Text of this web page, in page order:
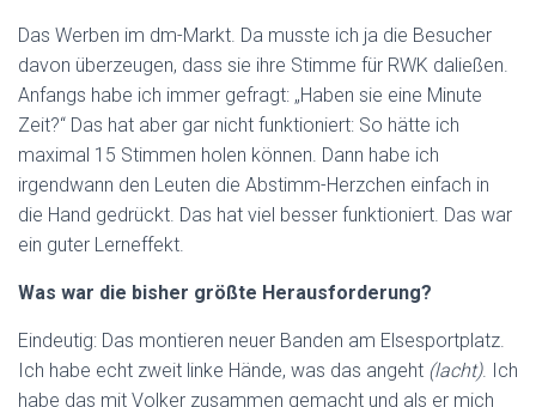
Das Werben im dm-Markt. Da musste ich ja die Besucher
davon überzeugen, dass sie ihre Stimme für RWK daließen.
Anfangs habe ich immer gefragt: „Haben sie eine Minute
Zeit?“ Das hat aber gar nicht funktioniert: So hätte ich
maximal 15 Stimmen holen können. Dann habe ich
irgendwann den Leuten die Abstimm-Herzchen einfach in
die Hand gedrückt. Das hat viel besser funktioniert. Das war
ein guter Lerneffekt.
Was war die bisher größte Herausforderung?
Eindeutig: Das montieren neuer Banden am Elsesportplatz.
Ich habe echt zweit linke Hände, was das angeht (lacht). Ich
habe das mit Volker zusammen gemacht und als er mich